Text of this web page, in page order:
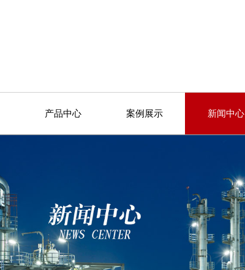
产品中心 案例展示 新闻中心